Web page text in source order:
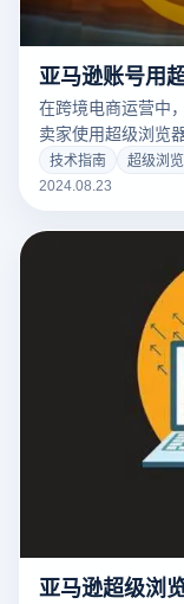
亚马逊账号用
在跨境电商运营中
卖家使用超级浏览
而，许多人担心使
文将探讨超级浏览
技术指南
超级浏
2024.08.23
亚马逊超级浏